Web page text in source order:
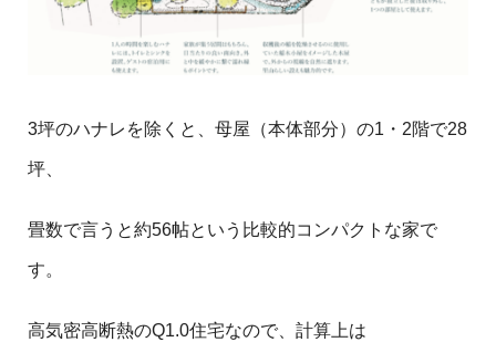
3坪のハナレを除くと、母屋（本体部分）の1・2階で28
坪、
畳数で言うと約56帖という比較的コンパクトな家で
す。
高気密高断熱のQ1.0住宅なので、計算上は